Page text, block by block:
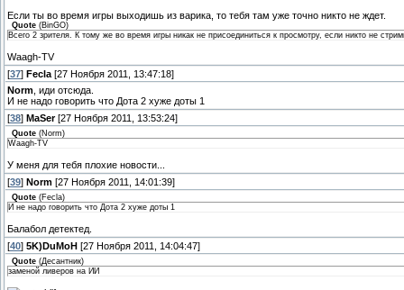
Если ты во время игры выходишь из варика, то тебя там уже точно никто не ждет.
Quote (BinGO)
Всего 2 зрителя. К тому же во время игры никак не присоединиться к просмотру, если никто не
Waagh-TV
[37] Fecla [27 Ноября 2011, 13:47:18]
Norm , иди отсюда.
И не надо говорить что Дота 2 хуже доты 1
[38] MaSer[27 Ноября 2011, 13:53:24]
Quote (Norm)
Waagh-TV
У меня для тебя плохие новости...
[39] Norm [27 Ноября 2011, 14:01:39]
Quote (Fecla)
И не надо говорить что Дота 2 хуже доты 1
Балабол детектед.
[40] 5K)DuMoH [27 Ноября 2011, 14:04:47]
Quote (Десантник)
заменой ливеров на ИИ